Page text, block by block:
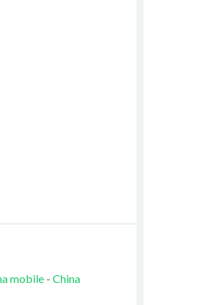
mobile- China